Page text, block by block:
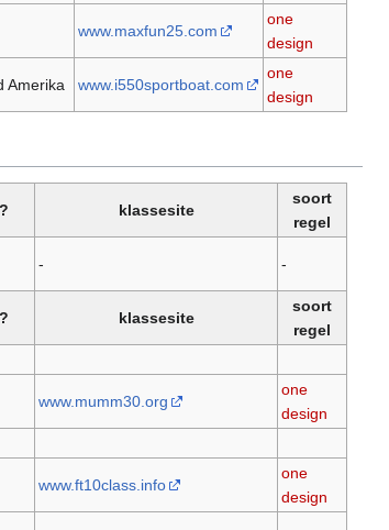
www.maxfun25.com
one
design
Amerika www.i550sportboat.com
one
design
klassesite
soort
regel
- -
klassesite
soort
regel
www.mumm30.org
one
design
www.ft10class.info
one
design